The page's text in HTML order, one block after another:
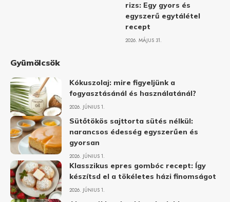
rizs: Egy gyors és
egyszerű egytálétel
recept
2026. MÁJUS 31.
Gyümölcsök
Kókuszolaj: mire figyeljünk a
fogyasztásánál és használatánál?
2026. JÚNIUS 1.
Sütőtökös sajttorta sütés nélkül:
narancsos édesség egyszerűen és
gyorsan
2026. JÚNIUS 1.
Klasszikus epres gombóc recept: Így
készítsd el a tökéletes házi finomságot
2026. JÚNIUS 1.